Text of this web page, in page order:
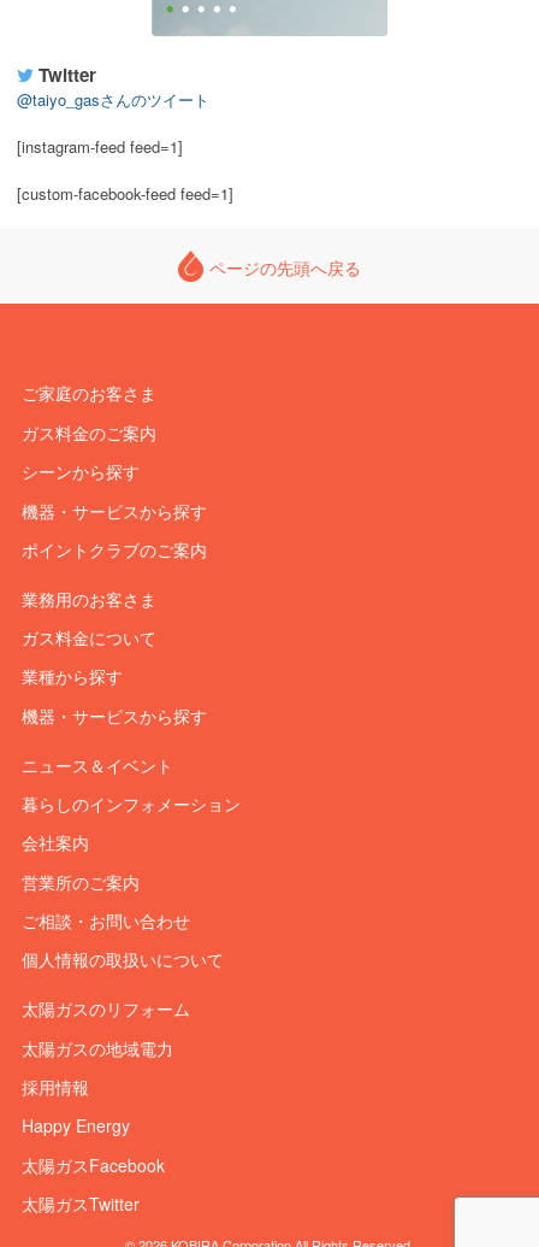
Twitter
@taiyo_gasさんのツイート
[instagram-feed feed=1]
[custom-facebook-feed feed=1]
ページの先頭へ戻る
ご家庭のお客さま
ガス料金のご案内
シーンから探す
機器・サービスから探す
ポイントクラブのご案内
業務用のお客さま
ガス料金について
業種から探す
機器・サービスから探す
ニュース＆イベント
暮らしのインフォメーション
会社案内
営業所のご案内
ご相談・お問い合わせ
個人情報の取扱いについて
太陽ガスのリフォーム
太陽ガスの地域電力
採用情報
Happy Energy
太陽ガスFacebook
太陽ガスTwitter